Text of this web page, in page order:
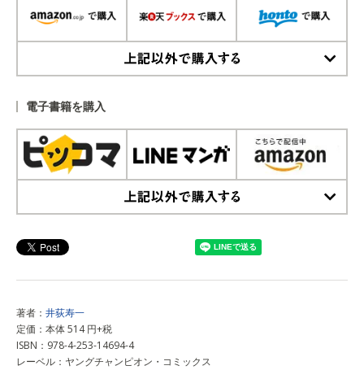
電子書籍を購入
著者： 井荻寿一
定価：本体 514 円+税
ISBN：978-4-253-14694-4
レーベル：ヤングチャンピオン・コミックス